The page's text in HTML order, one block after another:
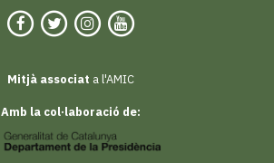
Mitjà associat a l'AMIC
Amb la col·laboració de: